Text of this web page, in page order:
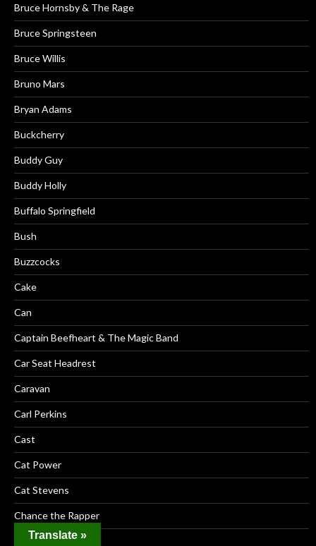
Bruce Hornsby & The Rage
Bruce Springsteen
Bruce Willis
Bruno Mars
Bryan Adams
Buckcherry
Buddy Guy
Buddy Holly
Buffalo Springfield
Bush
Buzzcocks
Cake
Can
Captain Beefheart & The Magic Band
Car Seat Headrest
Caravan
Carl Perkins
Cast
Cat Power
Cat Stevens
Chance the Rapper
Cheap Girls
Translate »